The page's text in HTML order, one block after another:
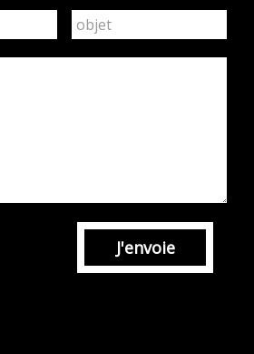
J'envoie